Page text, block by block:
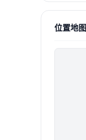
位置地图